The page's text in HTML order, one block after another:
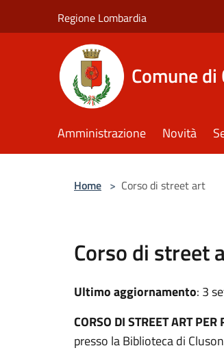
Regione Lombardia
Comune di
Amministrazione Novità
Home > Corso di street art
Corso di street
Ultimo aggiornamento: 3
CORSO DI STREET ART
presso la Biblioteca di